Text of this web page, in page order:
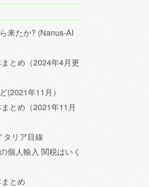
来たか? (Nanus-AI
とめ（2024年4月更
(2021年11月）
とめ（2021年11月
タリア目線
個人輸入 関税はいく
とめ